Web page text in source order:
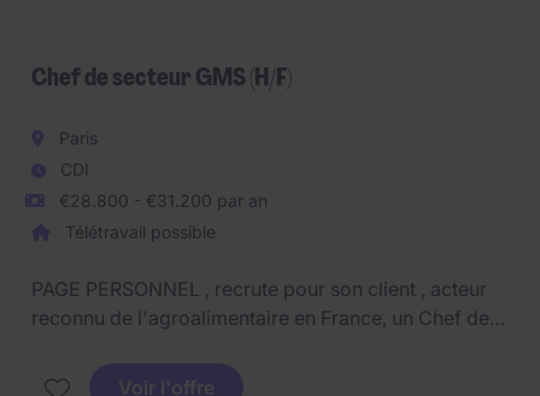
Chef de secteur GMS (H/F)
Paris
CDI
€28.800 - €31.200 par an
Télétravail possible
PAGE PERSONNEL , recrute pour son client , acteur
reconnu de l'agroalimentaire en France, un Chef de
Voir l'offre